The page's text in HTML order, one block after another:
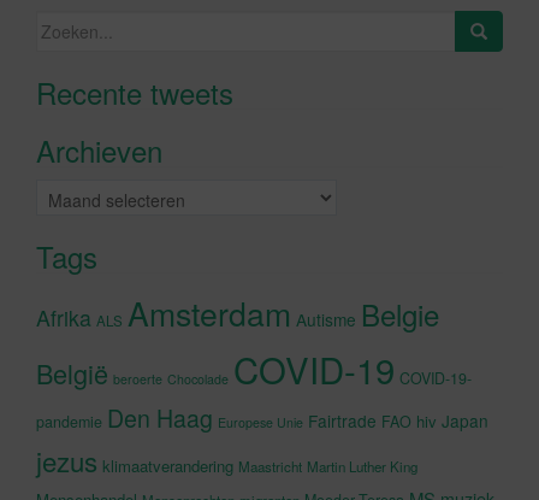
Zoeken
Recente tweetsKlik om marketing cookies te
Archieven
Archieven
Tags
Afrika ALS Amsterdam Autisme Belgie
België beroerte Chocolade COVID-19 COVID-19-
pandemie Den Haag Europese Unie Fairtrade FAO hiv Japan
jezus klimaatverandering Maastricht Martin Luther King